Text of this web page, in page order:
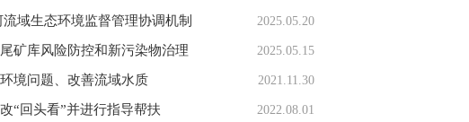
域生态环境监督管理协调机制 2025.05.20
矿库风险防控和新污染物治理 2025.05.15
境问题、改善流域水质 2021.11.30
“回头看”并进行指导帮扶 2022.08.01